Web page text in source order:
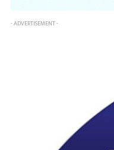
- ADVERTISEMENT -